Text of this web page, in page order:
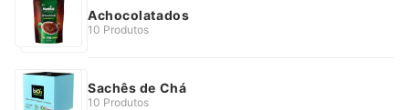
Achocolatados
10 Produtos
Sachês de Chá
10 Produtos